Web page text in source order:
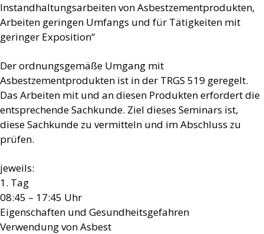
Instandhaltungsarbeiten von Asbestzementprodukten,
Arbeiten geringen Umfangs und für Tätigkeiten mit
geringer Exposition“
Der ordnungsgemäße Umgang mit
Asbestzementprodukten ist in der TRGS 519 geregelt.
Das Arbeiten mit und an diesen Produkten erfordert die
entsprechende Sachkunde. Ziel dieses Seminars ist,
diese Sachkunde zu vermitteln und im Abschluss zu
prüfen.
jeweils:
1. Tag
08:45 – 17:45 Uhr
Eigenschaften und Gesundheitsgefahren
Verwendung von Asbest